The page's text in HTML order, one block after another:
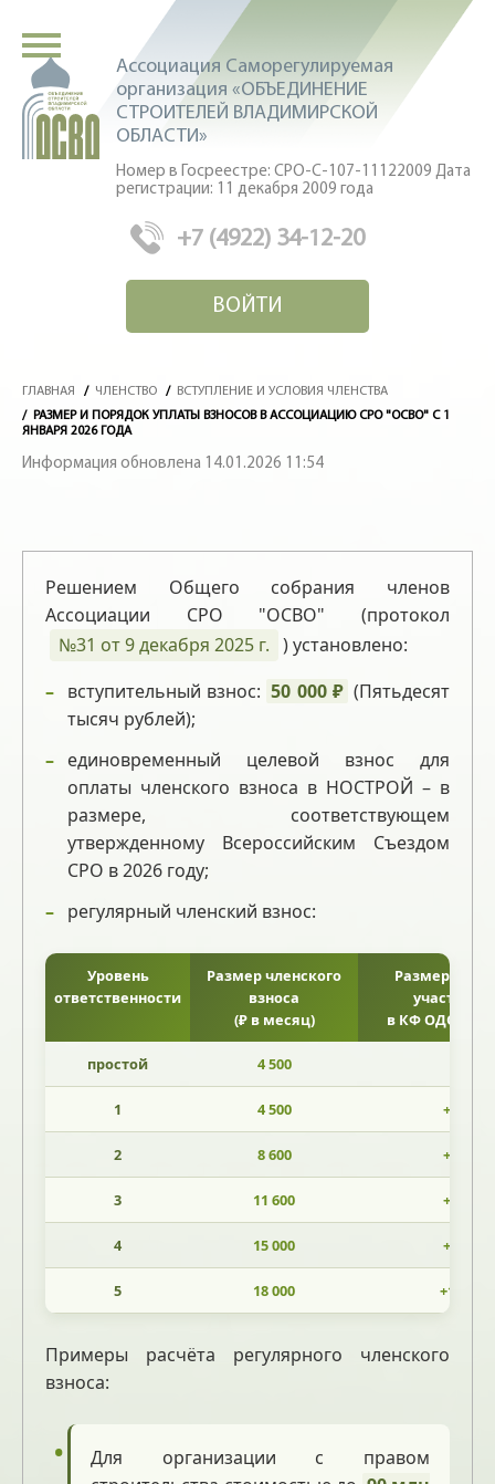
Ассоциация Саморегулируемая
организация «ОБЪЕДИНЕНИЕ
СТРОИТЕЛЕЙ ВЛАДИМИРСКОЙ
ОБЛАСТИ»
Номер в Госреестре: СРО-С-107-11122009 Дата
регистрации: 11 декабря 2009 года
+7 (4922) 34-12-20
ВОЙТИ
ГЛАВНАЯ / ЧЛЕНСТВО /
ВСТУПЛЕНИЕ И УСЛОВИЯ ЧЛЕНСТВА
/
РАЗМЕР И ПОРЯДОК УПЛАТЫ ВЗНОСОВ В АССОЦИАЦИЮ СРО "ОСВО" С 1
ЯНВАРЯ 2026 ГОДА
Информация обновлена 14.01.2026 11:54
Решением Общего собрания членов
Ассоциации СРО "ОСВО" (протокол
№31 от 9 декабря 2025 г. ) установлено:
вступительный взнос: 50 000 ₽ (Пятьдесят
тысяч рублей);
единовременный целевой взнос для
оплаты членского взноса в НОСТРОЙ – в
размере, соответствующем
утвержденному Всероссийским Съездом
СРО в 2026 году;
регулярный членский взнос:
Уровень
ответственности
Размер членского
взноса
(₽ в месяц)
Размер
в КФ ОДО (₽ в
простой 4 500
1 4 500 +3 500
2 8 600 +5 000
3 11 600 +7 000
4 15 000 +9 000
5 18 000 +12 000
Примеры расчёта регулярного членского
взноса:
Для организации с правом